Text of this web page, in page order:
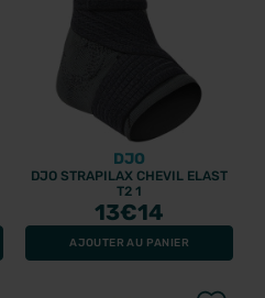
DJO
DJO STRAPILAX CHEVIL ELAST
T2 1
13€14
AJOUTER AU PANIER